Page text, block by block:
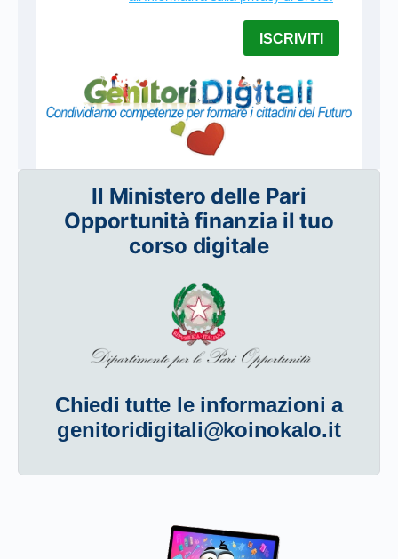
Il Ministero delle Pari
Opportunità finanzia il tuo
corso digitale
Chiedi tutte le informazioni a
genitoridigitali@koinokalo.it